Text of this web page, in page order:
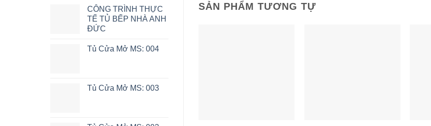
CÔNG TRÌNH THỰC
TẾ TỦ BẾP NHÀ ANH
ĐỨC
Tủ Cửa Mở MS: 004
Tủ Cửa Mở MS: 003
SẢN PHẨM TƯƠNG TỰ